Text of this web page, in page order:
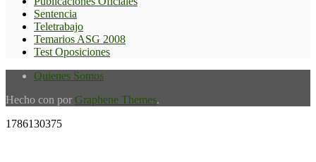
Sentencia
Teletrabajo
Temarios ASG 2008
Test Oposiciones
Quienes Somos
Hecho con por Graphene Themes.
1786130375